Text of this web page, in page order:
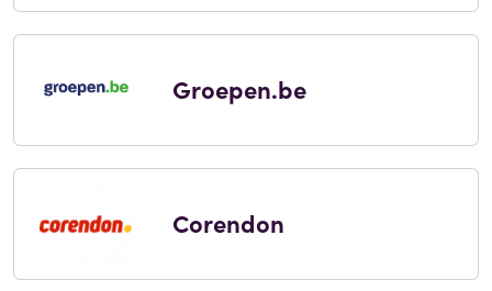
Groepen.be
Corendon